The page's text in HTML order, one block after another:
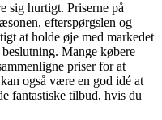
sig hurtigt. Priserne på
efterspørgslen og
at holde øje med markedet
Mange købere
priser for at
også være en god idé at
fantastiske tilbud, hvis du